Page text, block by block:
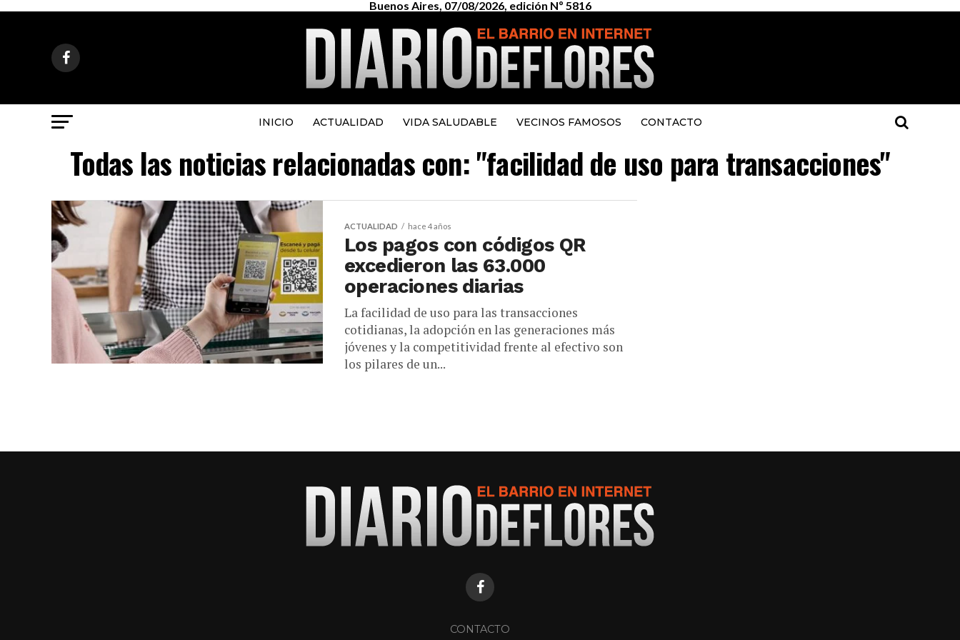
Buenos Aires, 07/08/2026, edición Nº 5816
INICIO ACTUALIDAD VIDA SALUDABLE VECINOS FAMOSOS CONTACTO
Todas las noticias relacionadas con: "facilidad de uso para transacciones"
ACTUALIDAD hace 4 años
Los pagos con códigos QR
excedieron las 63.000
operaciones diarias
La facilidad de uso para las transacciones
cotidianas, la adopción en las generaciones más
jóvenes y la competitividad frente al efectivo son
los pilares de un...
CONTACTO